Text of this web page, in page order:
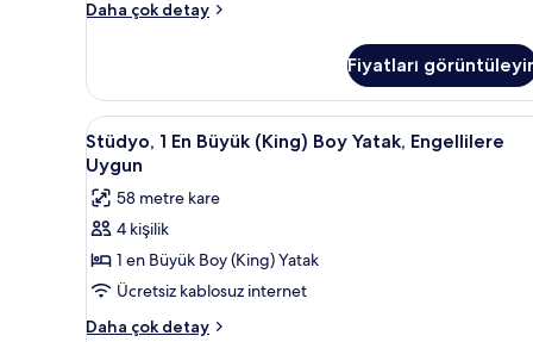
Uygun
için
tüm
fotoğrafları
görün
Daha çok detay
Standard
Büyük
(King)
Boy
Yatak,
Engellilere
Uygun
(Hearing
Accessible)
hakkında
daha
detay
Fiyatları
Stüdyo,
1
En
Büyük
(King)
Boy
Yatak,
Engellilere
Kaliteli yatak takımı, kuştüyü
8
Stüdyo, 1 En Büyük (King) Boy Yatak, Engellilere
Uygun
58 metre kare
4 kişilik
1 en Büyük Boy (King) Yatak
Ücretsiz kablosuz internet
Daha çok detay
Stüdyo,